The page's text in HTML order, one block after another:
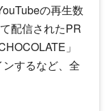
の再生数
配信されたPR
」
するなど、全